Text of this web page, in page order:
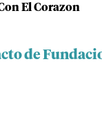
El Corazon
de